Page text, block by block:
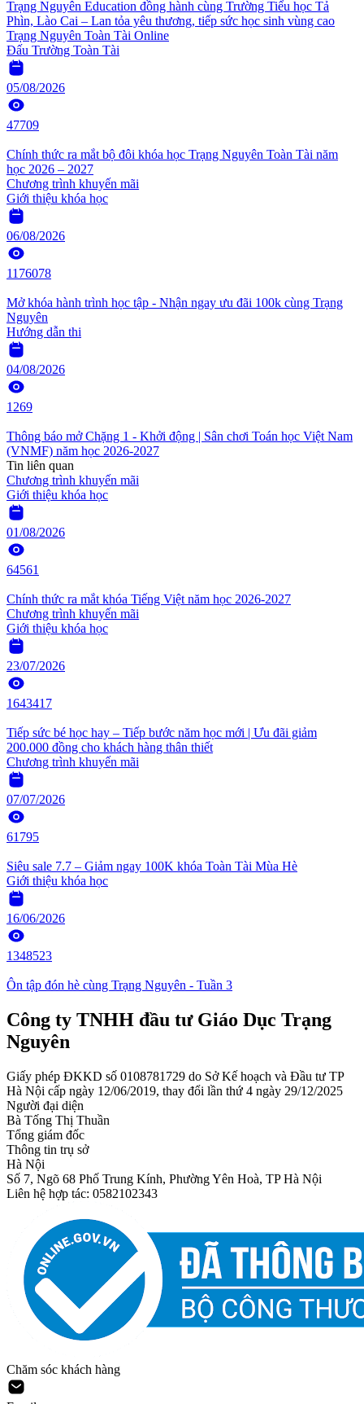
Trạng Nguyên Education đồng hành cùng Trường Tiểu học Tả
Phìn, Lào Cai – Lan tỏa yêu thương, tiếp sức học sinh vùng cao
Trạng Nguyên Toàn Tài Online
Đấu Trường Toàn Tài
05/08/2026
47709
Chính thức ra mắt bộ đôi khóa học Trạng Nguyên Toàn Tài năm
học 2026 – 2027
Chương trình khuyến mãi
Giới thiệu khóa học
06/08/2026
1176078
Mở khóa hành trình học tập - Nhận ngay ưu đãi 100k cùng Trạng
Nguyên
Hướng dẫn thi
04/08/2026
1269
Thông báo mở Chặng 1 - Khởi động | Sân chơi Toán học Việt Nam
(VNMF) năm học 2026-2027
Tin liên quan
Chương trình khuyến mãi
Giới thiệu khóa học
01/08/2026
64561
Chính thức ra mắt khóa Tiếng Việt năm học 2026-2027
Chương trình khuyến mãi
Giới thiệu khóa học
23/07/2026
1643417
Tiếp sức bé học hay – Tiếp bước năm học mới | Ưu đãi giảm
200.000 đồng cho khách hàng thân thiết
Chương trình khuyến mãi
07/07/2026
61795
Siêu sale 7.7 – Giảm ngay 100K khóa Toàn Tài Mùa Hè
Giới thiệu khóa học
16/06/2026
1348523
Ôn tập đón hè cùng Trạng Nguyên - Tuần 3
Công ty TNHH đầu tư Giáo Dục Trạng
Nguyên
Giấy phép ĐKKD số 0108781729 do Sở Kế hoạch và Đầu tư TP
Hà Nội cấp ngày 12/06/2019, thay đổi lần thứ 4 ngày 29/12/2025
Người đại diện
Bà Tống Thị Thuần
Tổng giám đốc
Thông tin trụ sở
Hà Nội
Số 7, Ngõ 68 Phố Trung Kính, Phường Yên Hoà, TP Hà Nội
Liên hệ hợp tác: 0582102343
Chăm sóc khách hàng